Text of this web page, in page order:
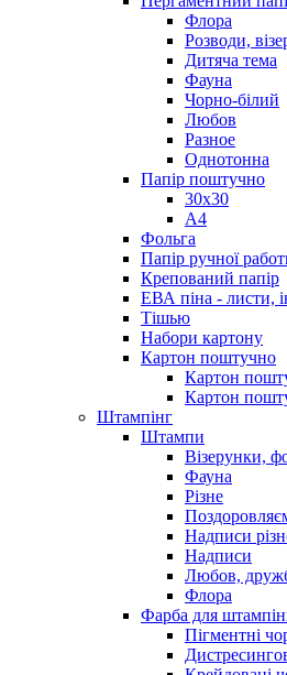
Флора
Розводи,
Дитяча тема
Фауна
Чорно-білий
Любов
Разное
Однотонна
Папір поштучно
30х30
А4
Фольга
Папір ручної
Крепований папір
ЕВА піна - листи,
Тішью
Набори картону
Картон поштучно
Картон
Картон
Штампінг
Штампи
Візерунки,
Фауна
Різне
Надписи
Надписи
Любов,
Флора
Фарба для
Пігментні